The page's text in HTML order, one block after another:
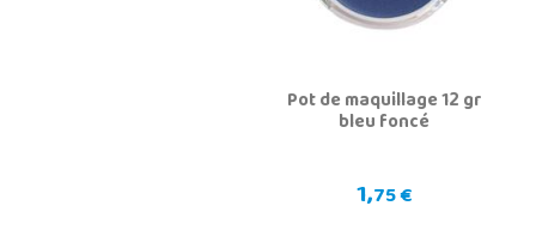
Pot de maquillage 12 gr
bleu foncé
1,75 €